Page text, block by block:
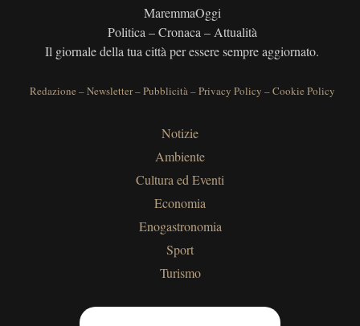
MaremmaOggi
Politica – Cronaca – Attualità
Il giornale della tua città per essere sempre aggiornato.
Redazione –Newsletter–Pubblicità–Privacy Policy –Cookie Policy
Notizie
Ambiente
Cultura ed Eventi
Economia
Enogastronomia
Sport
Turismo